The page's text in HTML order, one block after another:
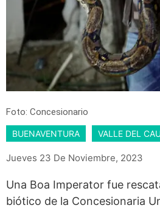
Foto: Concesionario
BUENAVENTURA VALLE DEL
Jueves 23 De Noviembre, 2023
Una Boa Imperator fue
biótico de la Concesionaria